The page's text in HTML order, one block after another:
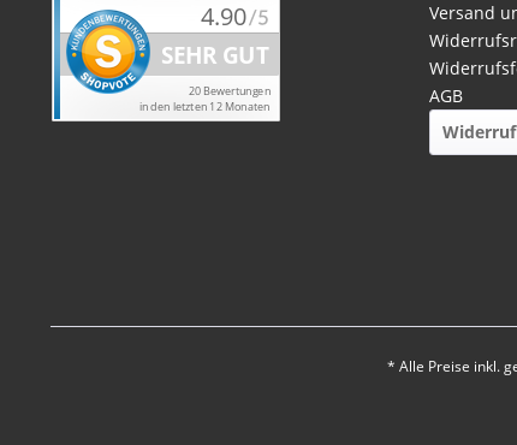
Versand
AGB
* Alle Preise inkl.